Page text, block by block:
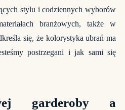
stylu i codziennych wyborów
branżowych, także w
się, że kolorystyka ubrań ma
postrzegani i jak sami się
garderoby a